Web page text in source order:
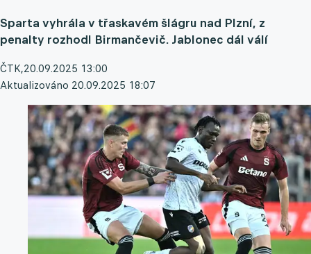
Sparta vyhrála v třaskavém šlágru nad Plzní, z
penalty rozhodl Birmančevič. Jablonec dál válí
ČTK,20.09.2025 13:00
Aktualizováno 20.09.2025 18:07